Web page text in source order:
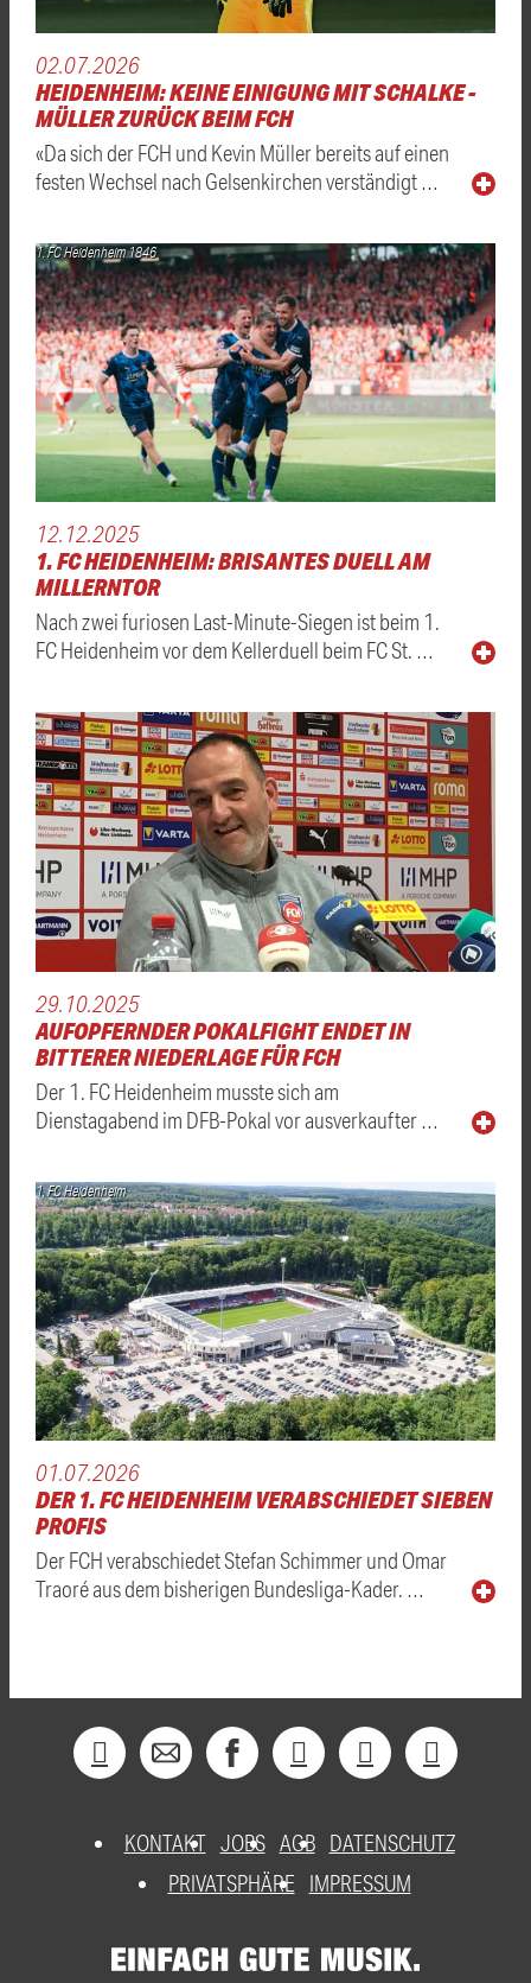
02.07.2026
HEIDENHEIM: KEINE EINIGUNG MIT SCHALKE -
MÜLLER ZURÜCK BEIM FCH
«Da sich der FCH und Kevin Müller bereits auf einen
festen Wechsel nach Gelsenkirchen verständigt …
1. FC Heidenheim 1846
12.12.2025
1. FC HEIDENHEIM: BRISANTES DUELL AM
MILLERNTOR
Nach zwei furiosen Last-Minute-Siegen ist beim 1.
FC Heidenheim vor dem Kellerduell beim FC St. …
29.10.2025
AUFOPFERNDER POKALFIGHT ENDET IN
BITTERER NIEDERLAGE FÜR FCH
Der 1. FC Heidenheim musste sich am
Dienstagabend im DFB-Pokal vor ausverkaufter …
1. FC Heidenheim
01.07.2026
DER 1. FC HEIDENHEIM VERABSCHIEDET SIEBEN
PROFIS
Der FCH verabschiedet Stefan Schimmer und Omar
Traoré aus dem bisherigen Bundesliga-Kader. …
KONTAKT JOBS AGB DATENSCHUTZ
PRIVATSPHÄRE
IMPRESSUM